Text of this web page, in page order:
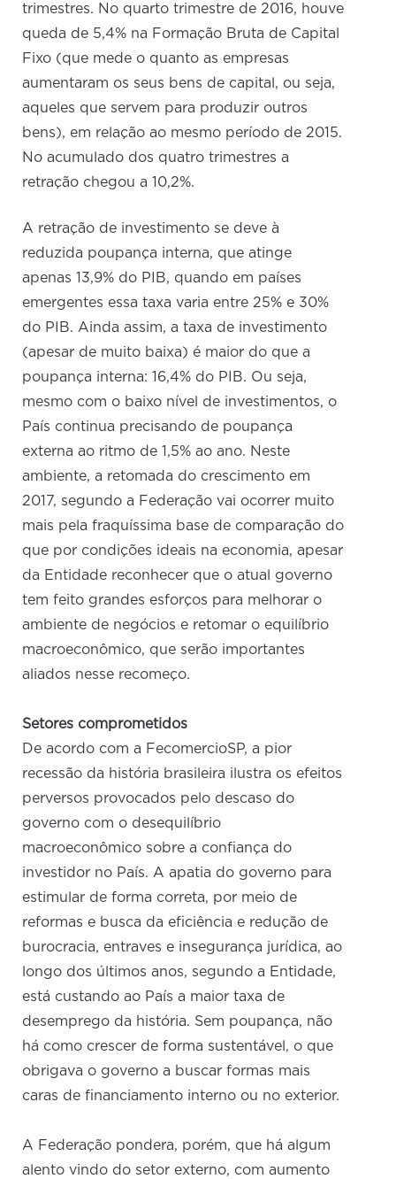
trimestres. No quarto trimestre de 2016, houve
queda de 5,4% na Formação Bruta de Capital
Fixo (que mede o quanto as empresas
aumentaram os seus bens de capital, ou seja,
aqueles que servem para produzir outros
bens), em relação ao mesmo período de 2015.
No acumulado dos quatro trimestres a
retração chegou a 10,2%.
A retração de investimento se deve à
reduzida poupança interna, que atinge
apenas 13,9% do PIB, quando em países
emergentes essa taxa varia entre 25% e 30%
do PIB. Ainda assim, a taxa de investimento
(apesar de muito baixa) é maior do que a
poupança interna: 16,4% do PIB. Ou seja,
mesmo com o baixo nível de investimentos, o
País continua precisando de poupança
externa ao ritmo de 1,5% ao ano. Neste
ambiente, a retomada do crescimento em
2017, segundo a Federação vai ocorrer muito
mais pela fraquíssima base de comparação do
que por condições ideais na economia, apesar
da Entidade reconhecer que o atual governo
tem feito grandes esforços para melhorar o
ambiente de negócios e retomar o equilíbrio
macroeconômico, que serão importantes
aliados nesse recomeço.
Setores comprometidos
De acordo com a FecomercioSP, a pior
recessão da história brasileira ilustra os efeitos
perversos provocados pelo descaso do
governo com o desequilíbrio
macroeconômico sobre a confiança do
investidor no País. A apatia do governo para
estimular de forma correta, por meio de
reformas e busca da eficiência e redução de
burocracia, entraves e insegurança jurídica, ao
longo dos últimos anos, segundo a Entidade,
está custando ao País a maior taxa de
desemprego da história. Sem poupança, não
há como crescer de forma sustentável, o que
obrigava o governo a buscar formas mais
caras de financiamento interno ou no exterior.
A Federação pondera, porém, que há algum
alento vindo do setor externo, com aumento